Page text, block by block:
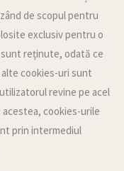
de scopul pentru
exclusiv pentru o
sunt reținute, odată ce
cookies-uri sunt
revine pe acel
cookies-urile
prin intermediul